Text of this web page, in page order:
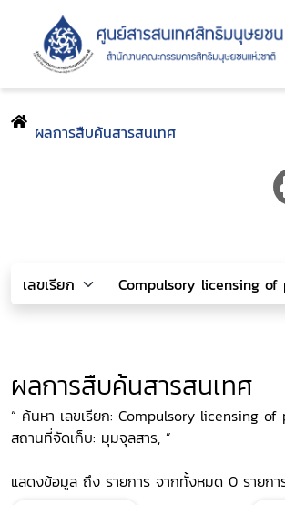
ผลการสืบค้นสารสนเทศ
ผลการสืบค้นสารสนเทศ
“ ค้นหา เลขเรียก: Compulsory licensing
สถานที่จัดเก็บ: มุมจุลสาร, ”
แสดงข้อมูล ถึง รายการ จากทั้งหมด 0 รายกา